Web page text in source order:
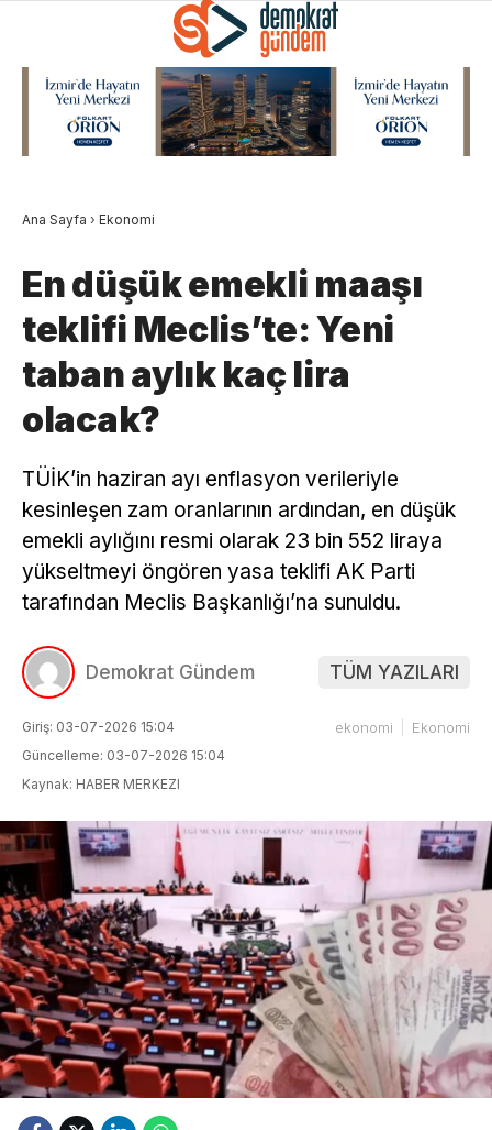
Ana Sayfa › Ekonomi
En düşük emekli maaşı
teklifi Meclis’te: Yeni
taban aylık kaç lira
olacak?
TÜİK’in haziran ayı enflasyon verileriyle
kesinleşen zam oranlarının ardından, en düşük
emekli aylığını resmi olarak 23 bin 552 liraya
yükseltmeyi öngören yasa teklifi AK Parti
tarafından Meclis Başkanlığı’na sunuldu.
Demokrat Gündem TÜM YAZILARI
Giriş: 03-07-2026 15:04
Güncelleme: 03-07-2026 15:04
Kaynak: HABER MERKEZI
ekonomi Ekonomi